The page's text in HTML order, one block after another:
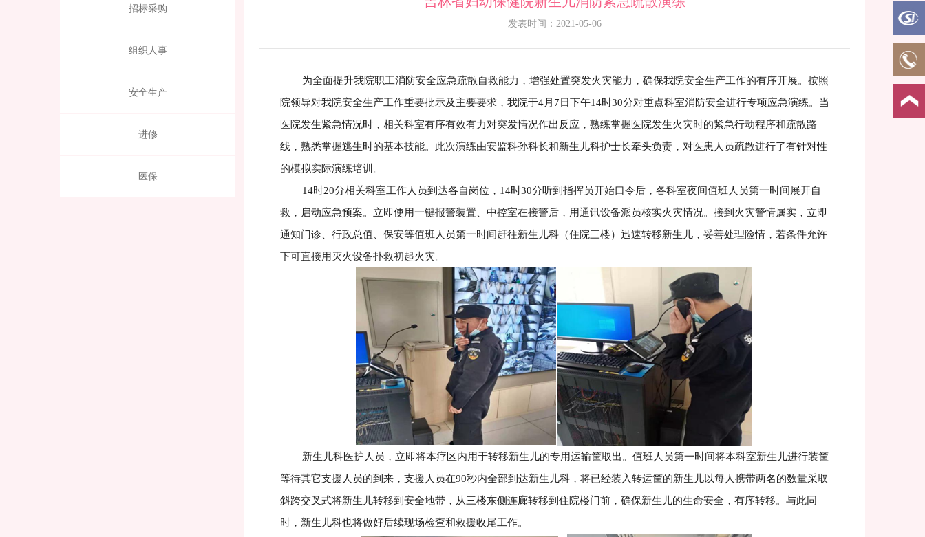
招标采购
组织人事
安全生产
进修
医保
发表时间：2021-05-06
为全面提升我院职工消防安全应急疏散自救能力，增强处置突发火灾能力，确保我院安全生产工作的有序开展。按照
院领导对我院安全生产工作重要批示及主要要求，我院于4月7日下午14时30分对重点科室消防安全进行专项应急演练。当
医院发生紧急情况时，相关科室有序有效有力对突发情况作出反应，熟练掌握医院发生火灾时的紧急行动程序和疏散路
线，熟悉掌握逃生时的基本技能。此次演练由安监科孙科长和新生儿科护士长牵头负责，对医患人员疏散进行了有针对性
的模拟实际演练培训。
14时20分相关科室工作人员到达各自岗位，14时30分听到指挥员开始口令后，各科室夜间值班人员第一时间展开自
救，启动应急预案。立即使用一键报警装置、中控室在接警后，用通讯设备派员核实火灾情况。接到火灾警情属实，立即
通知门诊、行政总值、保安等值班人员第一时间赶往新生儿科（住院三楼）迅速转移新生儿，妥善处理险情，若条件允许
下可直接用灭火设备扑救初起火灾。
新生儿科医护人员，立即将本疗区内用于转移新生儿的专用运输筐取出。值班人员第一时间将本科室新生儿进行装筐
等待其它支援人员的到来，支援人员在90秒内全部到达新生儿科，将已经装入转运筐的新生儿以每人携带两名的数量采取
斜跨交叉式将新生儿转移到安全地带，从三楼东侧连廊转移到住院楼门前，确保新生儿的生命安全，有序转移。与此同
时，新生儿科也将做好后续现场检查和救援收尾工作。